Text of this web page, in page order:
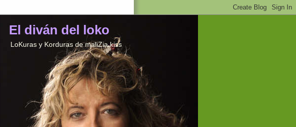
El diván del loko
LoKuras y Korduras de maliZia kiss